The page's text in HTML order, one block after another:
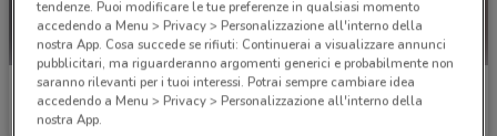
Barazza
Scade il 31/12
Unopiù
tendenze. Puoi modificare le tue preferenze in qualsiasi momento
accedendo a Menu > Privacy > Personalizzazione all'interno della
nostra App. Cosa succede se rifiuti: Continuerai a visualizzare annunci
pubblicitari, ma riguarderanno argomenti generici e probabilmente non
saranno rilevanti per i tuoi interessi. Potrai sempre cambiare idea
accedendo a Menu > Privacy > Personalizzazione all'interno della
nostra App.